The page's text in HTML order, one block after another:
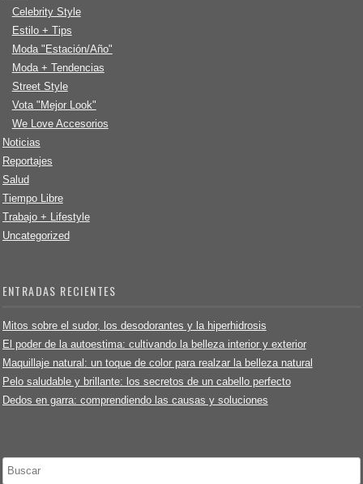
Celebrity Style
Estilo + Tips
Moda "Estación/Año"
Moda + Tendencias
Street Style
Vota "Mejor Look"
We Love Accesorios
Noticias
Reportajes
Salud
Tiempo Libre
Trabajo + Lifestyle
Uncategorized
ENTRADAS RECIENTES
Mitos sobre el sudor, los desodorantes y la hiperhidrosis
El poder de la autoestima: cultivando la belleza interior y exterior
Maquillaje natural: un toque de color para realzar la belleza natural
Pelo saludable y brillante: los secretos de un cabello perfecto
Dedos en garra: comprendiendo las causas y soluciones
Buscar